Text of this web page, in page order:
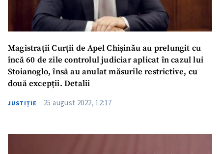
Magistrații Curții de Apel Chișinău au prelungit cu
încă 60 de zile controlul judiciar aplicat în cazul lui
Stoianoglo, însă au anulat măsurile restrictive, cu
două excepții. Detalii
JUSTIȚIE 25 august 2022, 12:17